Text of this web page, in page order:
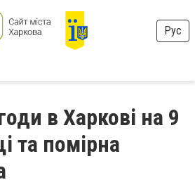
Рус
в Харкові на 9
та помірна